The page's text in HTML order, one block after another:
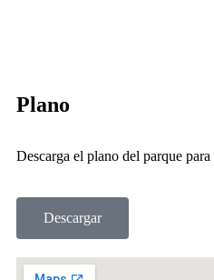
Plano
Descarga el plano del parque
Descargar